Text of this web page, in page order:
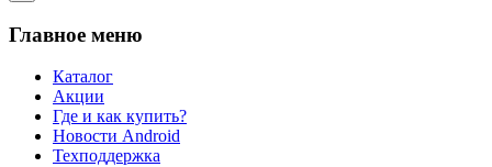
Главное меню
Каталог
Акции
Где и как купить?
Новости Android
Техподдержка